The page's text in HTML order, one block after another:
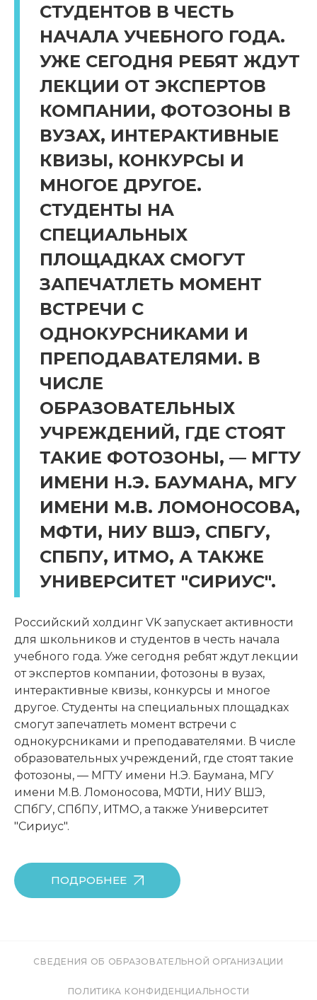
СТУДЕНТОВ В ЧЕСТЬ
НАЧАЛА УЧЕБНОГО ГОДА.
УЖЕ СЕГОДНЯ РЕБЯТ ЖДУТ
ЛЕКЦИИ ОТ ЭКСПЕРТОВ
КОМПАНИИ, ФОТОЗОНЫ В
ВУЗАХ, ИНТЕРАКТИВНЫЕ
КВИЗЫ, КОНКУРСЫ И
МНОГОЕ ДРУГОЕ.
СТУДЕНТЫ НА
СПЕЦИАЛЬНЫХ
ПЛОЩАДКАХ СМОГУТ
ЗАПЕЧАТЛЕТЬ МОМЕНТ
ВСТРЕЧИ С
ОДНОКУРСНИКАМИ И
ПРЕПОДАВАТЕЛЯМИ. В
ЧИСЛЕ
ОБРАЗОВАТЕЛЬНЫХ
УЧРЕЖДЕНИЙ, ГДЕ СТОЯТ
ТАКИЕ ФОТОЗОНЫ, — МГТУ
ИМЕНИ Н.Э. БАУМАНА, МГУ
ИМЕНИ М.В. ЛОМОНОСОВА,
МФТИ, НИУ ВШЭ, СПБГУ,
СПБПУ, ИТМО, А ТАКЖЕ
УНИВЕРСИТЕТ "СИРИУС".
Российский холдинг VK запускает активности
для школьников и студентов в честь начала
учебного года. Уже сегодня ребят ждут лекции
от экспертов компании, фотозоны в вузах,
интерактивные квизы, конкурсы и многое
другое. Студенты на специальных площадках
смогут запечатлеть момент встречи с
однокурсниками и преподавателями. В числе
образовательных учреждений, где стоят такие
фотозоны, — МГТУ имени Н.Э. Баумана, МГУ
имени М.В. Ломоносова, МФТИ, НИУ ВШЭ,
СПбГУ, СПбПУ, ИТМО, а также Университет
"Сириус".
ПОДРОБНЕЕ
СВЕДЕНИЯ ОБ ОБРАЗОВАТЕЛЬНОЙ ОРГАНИЗАЦИИ
ПОЛИТИКА КОНФИДЕНЦИАЛЬНОСТИ